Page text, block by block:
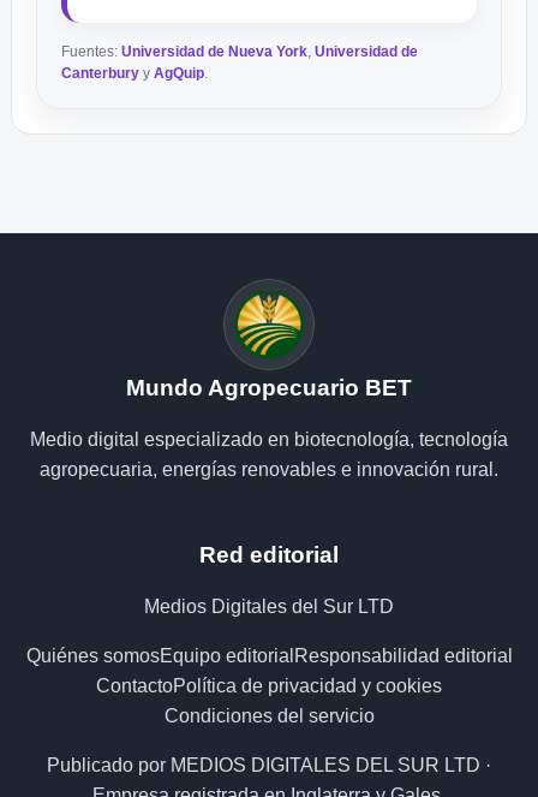
Fuentes: Universidad de Nueva York, Universidad de
Canterbury y AgQuip.
Mundo Agropecuario BET
Medio digital especializado en biotecnología, tecnología
agropecuaria, energías renovables e innovación rural.
Red editorial
Medios Digitales del Sur LTD
Quiénes somosEquipo editorial Responsabilidad editorial
ContactoPolítica de privacidad y cookies
Condiciones del servicio
Publicado por MEDIOS DIGITALES DEL SUR LTD ·